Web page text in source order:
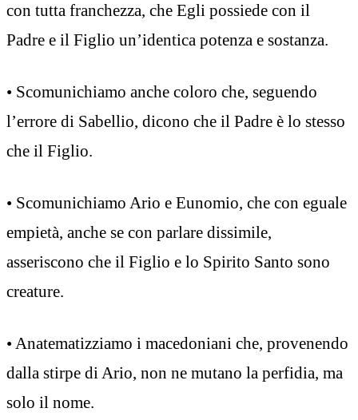
con tutta franchezza, che Egli possiede con il
Padre e il Figlio un’identica potenza e sostanza.
• Scomunichiamo anche coloro che, seguendo
l’errore di Sabellio, dicono che il Padre è lo stesso
che il Figlio.
• Scomunichiamo Ario e Eunomio, che con eguale
empietà, anche se con parlare dissimile,
asseriscono che il Figlio e lo Spirito Santo sono
creature.
• Anatematizziamo i macedoniani che, provenendo
dalla stirpe di Ario, non ne mutano la perfidia, ma
solo il nome.